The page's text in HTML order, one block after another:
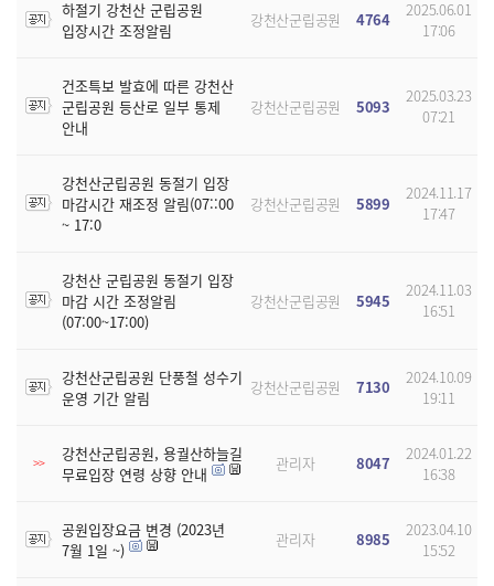
하절기 강천산 군립공원
입장시간 조정알림
강천산군립공원 4764
2025.06.01
17:06
건조특보 발효에 따른 강천산
군립공원 등산로 일부 통제
안내
강천산군립공원 5093
2025.03.23
07:21
강천산군립공원 동절기 입장
마감시간 재조정 알림(07::00
~ 17:0
강천산군립공원 5899
2024.11.17
17:47
강천산 군립공원 동절기 입장
마감 시간 조정알림
(07:00~17:00)
강천산군립공원 5945
2024.11.03
16:51
강천산군립공원 단풍철 성수기
운영 기간 알림
강천산군립공원 7130
2024.10.09
19:11
>>
강천산군립공원, 용궐산하늘길
무료입장 연령 상향 안내
관리자 8047
2024.01.22
16:38
공원입장요금 변경 (2023년
7월 1일 ~)
관리자 8985
2023.04.10
15:52